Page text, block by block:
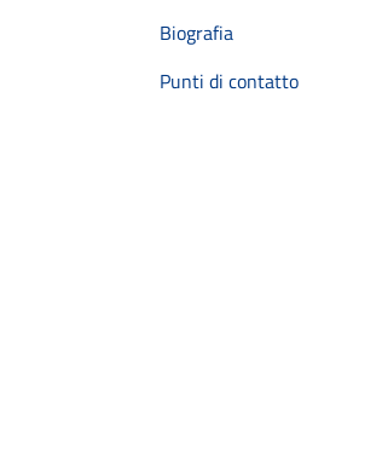
Biografia
Punti di contatto